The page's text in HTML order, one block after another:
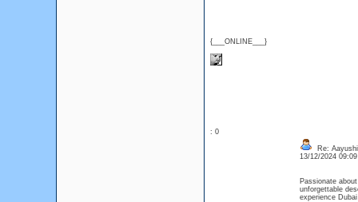
{___ONLINE___}
: 0
Re:
13/12/2024
Passionate
unforgettable
experience